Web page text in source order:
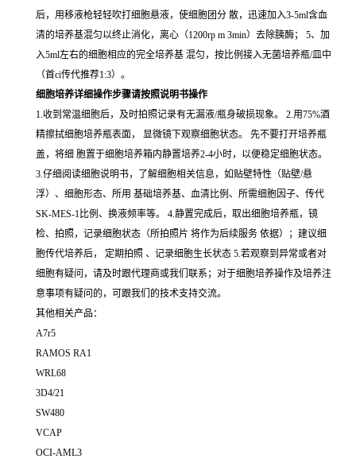
后，用移液枪轻轻吹打细胞悬液，使细胞团分 散，迅速加入3-5ml含血
清的培养基混匀以终止消化，离心（1200rp m 3min）去除胰酶； 5、加
入5ml左右的细胞相应的完全培养基 混匀，按比例接入无菌培养瓶/皿中
（首ci传代推荐1:3）。
细胞培养详细操作步骤请按照说明书操作
1.收到常温细胞后，及时拍照记录有无漏液/瓶身破损现象。 2.用75%酒
精擦拭细胞培养瓶表面， 显微镜下观察细胞状态。 先不要打开培养瓶
盖，将细 胞置于细胞培养箱内静置培养2-4小时，以便稳定细胞状态。
3.仔细阅读细胞说明书，了解细胞相关信息，如贴壁特性（贴壁/悬
浮）、细胞形态、所用 基础培养基、血清比例、所需细胞因子、传代
SK-MES-1比例、换液频率等。 4.静置完成后，取出细胞培养瓶，镜
检、拍照，记录细胞状态（所拍照片 将作为后续服务 依据）；建议细
胞传代培养后， 定期拍照 、记录细胞生长状态 5.若观察到异常或者对
细胞有疑问，请及时跟代理商或我们联系；对于细胞培养操作及培养注
意事项有疑问的，可跟我们的技术支持交流。
其他相关产品：
A7r5
RAMOS RA1
WRL68
3D4/21
SW480
VCAP
OCI-AML3